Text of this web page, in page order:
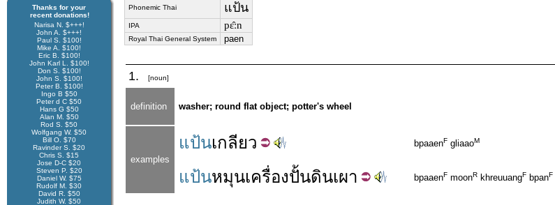
Thanks for your
recent donations!
Narisa N. $+++!
John A. $+++!
Paul S. $100!
Mike A. $100!
Eric B. $100!
John Karl L. $100!
Don S. $100!
John S. $100!
Peter B. $100!
Ingo B $50
Peter d C $50
Hans G $50
Alan M. $50
Rod S. $50
Wolfgang W. $50
Bill O. $70
Ravinder S. $20
Chris S. $15
Jose D-C $20
Steven P. $20
Daniel W. $75
Rudolf M. $30
David R. $50
Judith W. $50
Phonemic Thai แป้น
IPA pɛ̂ːn
Royal Thai General System paen
1. [noun]
definition washer; round flat object; potter's wheel
examples
แป้นเกลียว bpaaenF gliaaoM
แป้นหมุนเครื่องปั้นดินเผา bpaaenF moonR khreuuangF bpanF